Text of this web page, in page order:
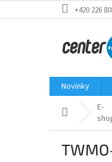
na
+420 226
Novinky
Domů E-